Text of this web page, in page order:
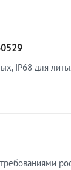
IP68 для